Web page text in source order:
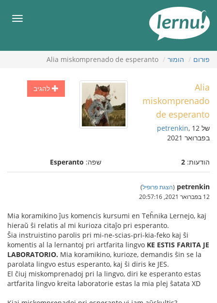
העניינים
פורום הומור Alia miskomprenado de esperanto
להגיב
Alia
miskomprenado
de esperanto
של petrenkin, 12
בפברואר 2021
הודעות: 2 שפה: Esperanto
petrenkin
(הצגת פרופיל)
12 בפברואר 2021, 20:57:16
Mia koramikino ĵus komencis kursumi en Teĥnika Lernejo, kaj
hieraŭ ŝi relatis al mi kurioza citaĵo pri esperanto.
Ŝia instruistino parolis pri mi-ne-scias-pri-kia-feko kaj ŝi
komentis al la lernantoj pri artfarita lingvo KE ESTIS FARITA JE
LABORATORIO. Mia koramikino, kurioze, demandis ŝin se la
parolata lingvo estus esperanto, kaj ŝi diris ke JES.
El ĉiuj miskomprenadoj pri la lingvo, diri ke esperanto estas
artfarita lingvo kreita laboratorie estas la mia plej ŝatata XD